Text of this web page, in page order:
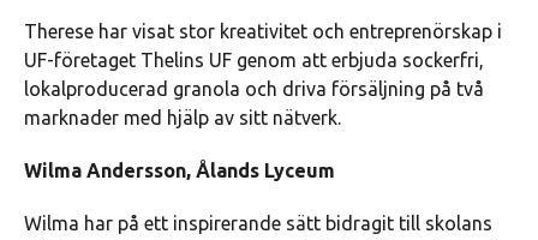
Therese har visat stor kreativitet och entreprenörskap i
UF-företaget Thelins UF genom att erbjuda sockerfri,
lokalproducerad granola och driva försäljning på två
marknader med hjälp av sitt nätverk.
Wilma Andersson, Ålands Lyceum
Wilma har på ett inspirerande sätt bidragit till skolans